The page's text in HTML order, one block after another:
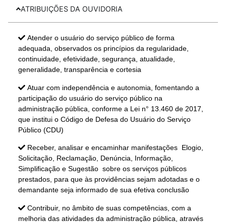
ATRIBUIÇÕES DA OUVIDORIA
Atender o usuário do serviço público de forma
adequada, observados os princípios da regularidade,
continuidade, efetividade, segurança, atualidade,
generalidade, transparência e cortesia
Atuar com independência e autonomia, fomentando a
participação do usuário do serviço público na
administração pública, conforme a Lei n° 13.460 de 2017,
que institui o Código de Defesa do Usuário do Serviço
Público (CDU)
Receber, analisar e encaminhar manifestações  Elogio,
Solicitação, Reclamação, Denúncia, Informação,
Simplificação e Sugestão  sobre os serviços públicos
prestados, para que às providências sejam adotadas e o
demandante seja informado de sua efetiva conclusão
Contribuir, no âmbito de suas competências, com a
melhoria das atividades da administração pública, através